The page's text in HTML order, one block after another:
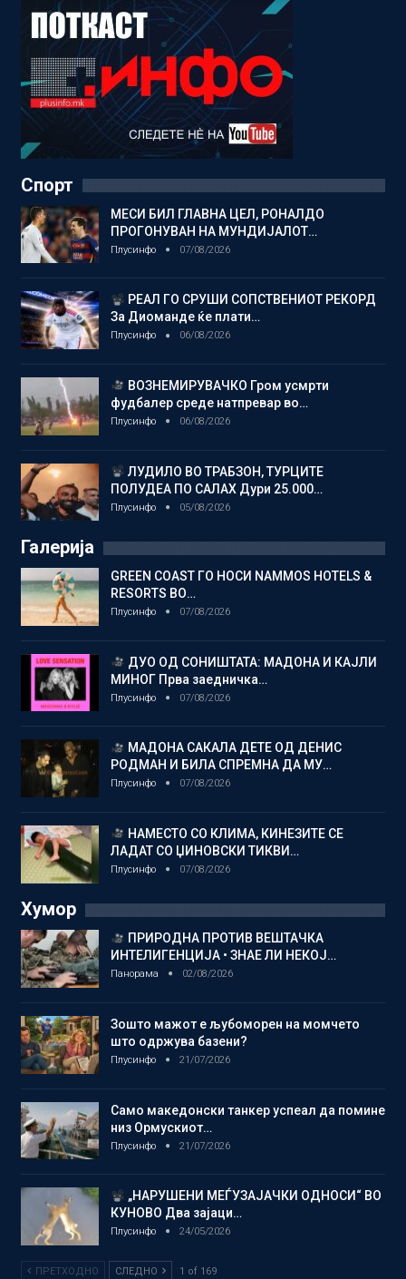
Спорт
МЕСИ БИЛ ГЛАВНА ЦЕЛ, РОНАЛДО
ПРОГОНУВАН НА МУНДИЈАЛОТ…
Плусинфо 07/08/2026
РЕАЛ ГО СРУШИ СОПСТВЕНИОТ РЕКОРД
За Диоманде ќе плати…
Плусинфо 06/08/2026
ВОЗНЕМИРУВАЧКО Гром усмрти
фудбалер среде натпревар во…
Плусинфо 06/08/2026
ЛУДИЛО ВО ТРАБЗОН, ТУРЦИТЕ
ПОЛУДЕА ПО САЛАХ Дури 25.000…
Плусинфо 05/08/2026
Галерија
GREEN COAST ГО НОСИ NAMMOS HOTELS &
RESORTS ВО…
Плусинфо 07/08/2026
ДУО ОД СОНИШТАТА: МАДОНА И КАЈЛИ
МИНОГ Прва заедничка…
Плусинфо 07/08/2026
МАДОНА САКАЛА ДЕТЕ ОД ДЕНИС
РОДМАН И БИЛА СПРЕМНА ДА МУ…
Плусинфо 07/08/2026
НАМЕСТО СО КЛИМА, КИНЕЗИТЕ СЕ
ЛАДАТ СО ЏИНОВСКИ ТИКВИ…
Плусинфо 07/08/2026
Хумор
ПРИРОДНА ПРОТИВ ВЕШТАЧКА
ИНТЕЛИГЕНЦИЈА • ЗНАЕ ЛИ НЕКОЈ…
Панорама 02/08/2026
Зошто мажот е љубоморен на момчето
што одржува базени?
Плусинфо 21/07/2026
Само македонски танкер успеал да помине
низ Ормускиот…
Плусинфо 21/07/2026
„НАРУШЕНИ МЕЃУЗАЈАЧКИ ОДНОСИ“ ВО
КУНОВО Два зајаци…
Плусинфо 24/05/2026
ПРЕТХОДНО СЛЕДНО 1 of 169